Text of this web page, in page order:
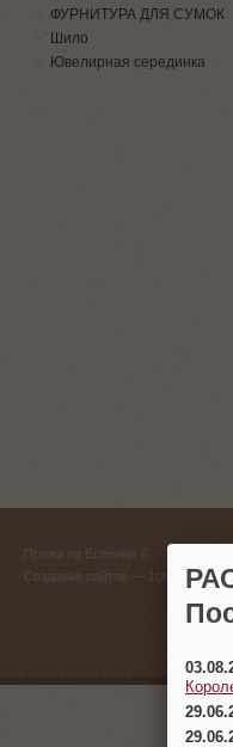
ФУРНИТУРА ДЛЯ СУМОК
Шило
Ювелирная серединка
Пряжа на Есенина ©
Создание сайтов